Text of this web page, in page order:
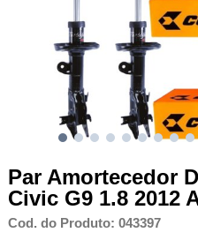
Par Amortecedor
Civic G9 1.8 2012
Cod. do Produto: 043397